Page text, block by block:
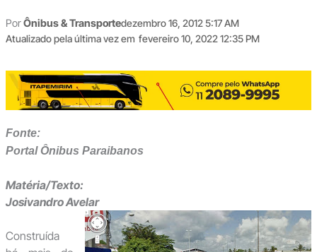
PorÔnibus & Transportedezembro 16, 2012 5:17 AM
Atualizado pela última vez em fevereiro 10, 2022 12:35 PM
Fonte:
Portal Ônibus Paraibanos
Matéria/Texto:
Josivandro Avelar
Construída